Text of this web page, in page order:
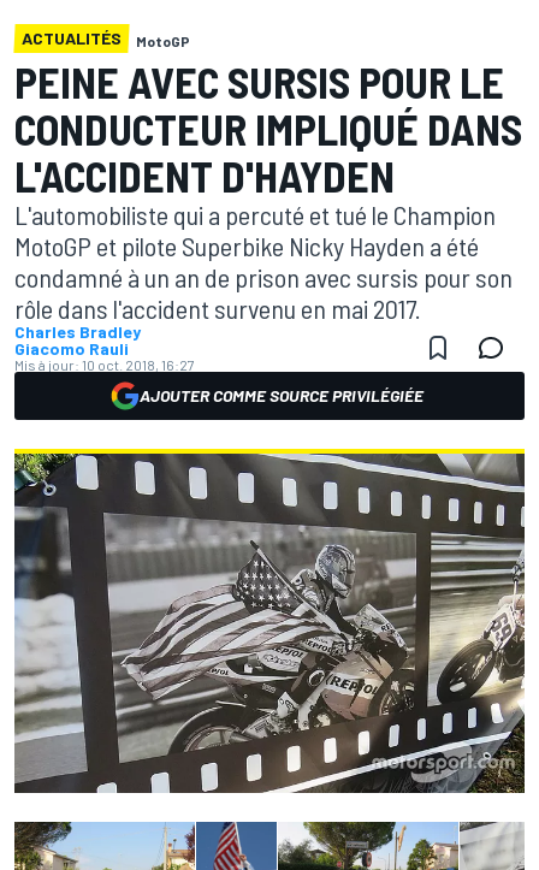
ACTUALITÉS MotoGP
PEINE AVEC SURSIS POUR LE
CONDUCTEUR IMPLIQUÉ DANS
L'ACCIDENT D'HAYDEN
L'automobiliste qui a percuté et tué le Champion
MotoGP et pilote Superbike Nicky Hayden a été
condamné à un an de prison avec sursis pour son
rôle dans l'accident survenu en mai 2017.
Charles Bradley
Giacomo Rauli
Mis à jour: 10 oct. 2018, 16:27
AJOUTER COMME SOURCE PRIVILÉGIÉE